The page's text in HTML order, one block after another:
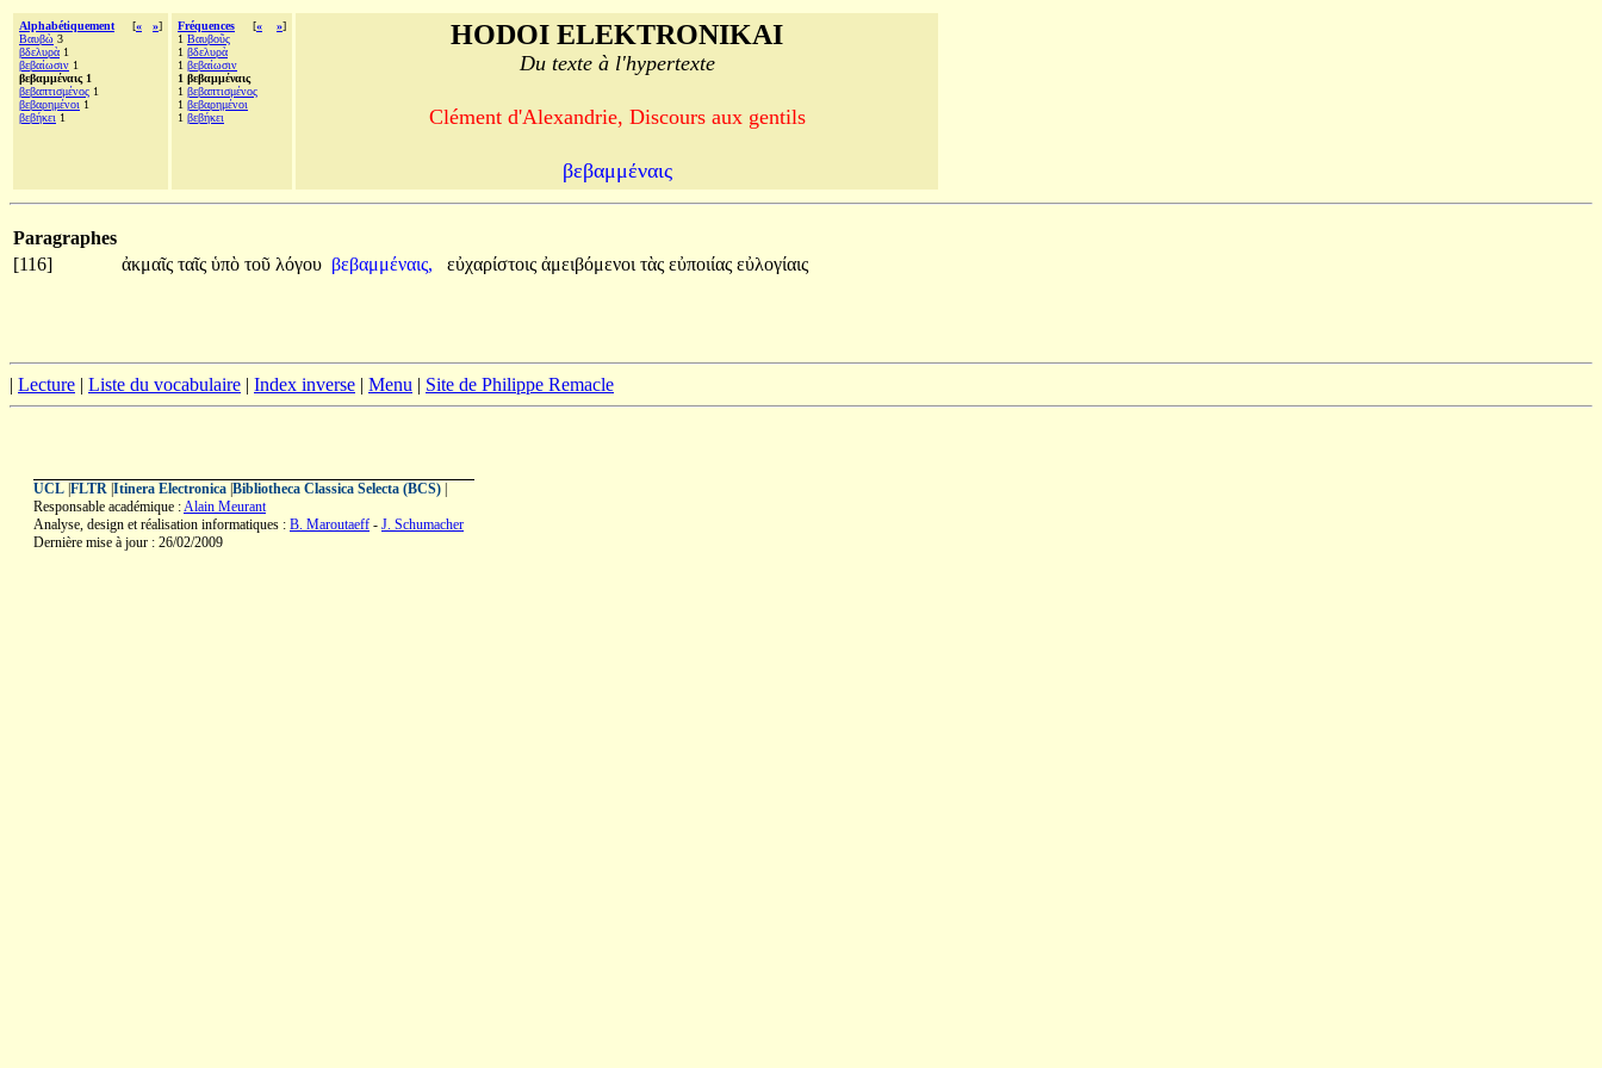
Alphabétiquement [« »]
Βαυβὼ 3
βδελυρὰ 1
βεβαίωσιν 1
βεβαμμέναις 1
βεβαπτισμένος 1
βεβαρημένοι 1
βεβήκει 1
Fréquences [« »]
1 Βαυβοῦς
1 βδελυρὰ
1 βεβαίωσιν
1 βεβαμμέναις
1 βεβαπτισμένος
1 βεβαρημένοι
1 βεβήκει
HODOI ELEKTRONIKAI
Du texte à l'hypertexte
Clément d'Alexandrie, Discours aux gentils
βεβαμμέναις
Paragraphes
[116]
ἀκμαῖς ταῖς ὑπὸ τοῦ λόγου βεβαμμέναις, εὐχαρίστοις ἀμειβόμενοι τὰς εὐποιίας εὐλογίαις
| Lecture | Liste du vocabulaire | Index inverse | Menu | Site de Philippe Remacle
UCL FLTR Itinera Electronica Bibliotheca Classica Selecta (BCS)
Responsable académique :Alain Meurant
Analyse, design et réalisation informatiques : B. Maroutaeff - J. Schumacher
Dernière mise à jour : 26/02/2009